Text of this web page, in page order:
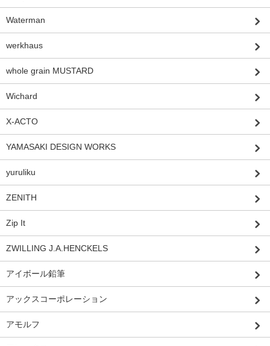
Waterman
werkhaus
whole grain MUSTARD
Wichard
X-ACTO
YAMASAKI DESIGN WORKS
yuruliku
ZENITH
Zip It
ZWILLING J.A.HENCKELS
アイボール鉛筆
アックスコーポレーション
アモルフ